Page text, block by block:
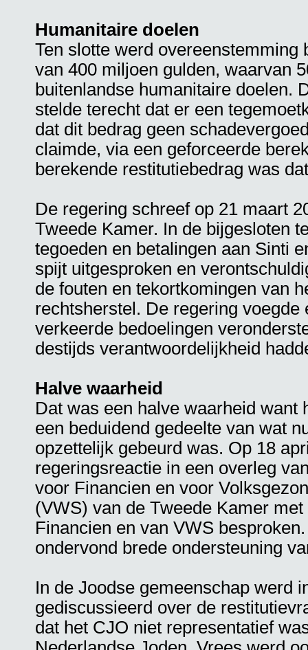
Humanitaire doelen
Ten slotte werd overeenstemming
van 400 miljoen gulden, waarvan
buitenlandse humanitaire doelen.
stelde terecht dat er een
dat dit bedrag geen
claimde, via een geforceerde
berekende restitutiebedrag was
De regering schreef op 21 maart
Tweede Kamer. In de bijgesloten
tegoeden en betalingen aan Sinti
spijt uitgesproken en
de fouten en tekortkomingen van
rechtsherstel. De regering voegde
verkeerde bedoelingen
destijds verantwoordelijkheid
Halve waarheid
Dat was een halve waarheid want
een beduidend gedeelte van wat
opzettelijk gebeurd was. Op 18
regeringsreactie in een overleg
voor Financien en voor
(VWS) van de Tweede Kamer
Financien en van VWS
ondervond brede ondersteuning
In de Joodse gemeenschap werd
gediscussieerd over de
dat het CJO niet representatief